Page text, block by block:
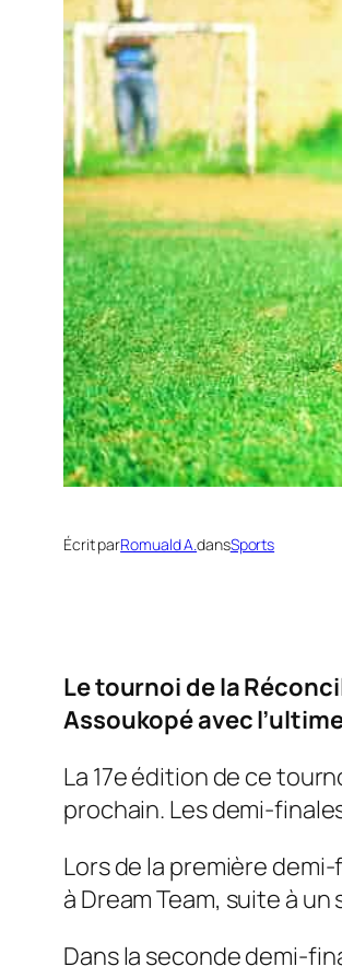
Écrit parRomuald A.dansSports
Le tournoi de la
Assoukopé avec
La 17e édition de ce
prochain. Les demi-
Lors de la première
à Dream Team, suite à
Dans la seconde demi-